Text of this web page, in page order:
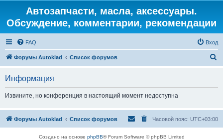
Автозапчасти, масла, аксессуары.
Обсуждение, комментарии, рекомендации
FAQ Вход
Форумы Autoklad Список форумов
Информация
Извините, но конференция в настоящий момент недоступна
Форумы Autoklad Список форумов Часовой пояс: UTC+03:00
Создано на основе phpBB® Forum Software © phpBB Limited